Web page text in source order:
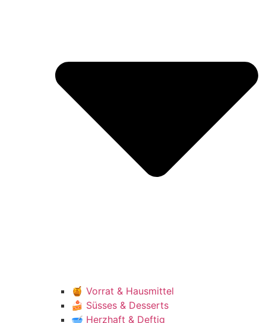
🍯 Vorrat & Hausmittel
🍰 Süsses & Desserts
🥣 Herzhaft & Deftig